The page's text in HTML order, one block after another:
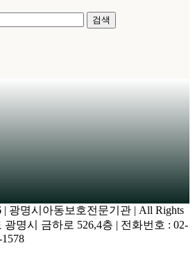
검색
| 광명시아동보호전문기관 | All Rights
광명시 금하로 526,4층 | 전화번호 : 02-